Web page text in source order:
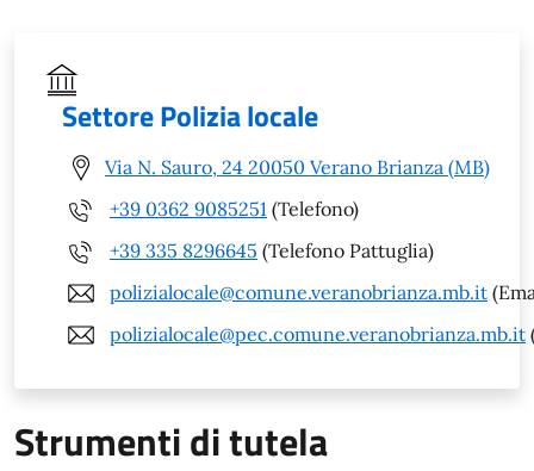
Settore Polizia locale
Via N. Sauro, 24 20050 Verano Brianza (MB)
+39 0362 9085251 (Telefono)
+39 335 8296645 (Telefono Pattuglia)
polizialocale@comune.veranobrianza.mb.it
polizialocale@pec.comune.veranobrianza.mb.it
Strumenti di tutela